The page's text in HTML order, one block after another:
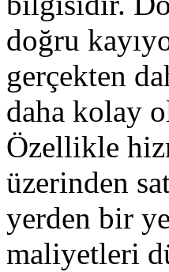
doğru
gerçekten
daha kolay
Özellikle
üzerinden
yerden bir
maliyetleri